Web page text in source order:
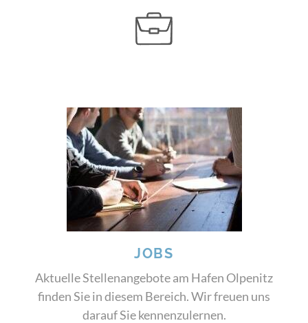
JOBS
Aktuelle Stellenangebote am Hafen Olpenitz
finden Sie in diesem Bereich. Wir freuen uns
darauf Sie kennenzulernen.